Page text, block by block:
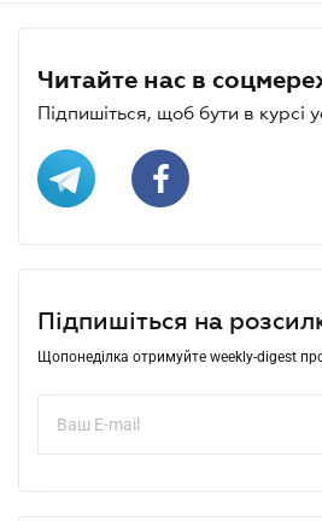
Читайте нас в
Підпишіться, щоб бути в курсі
Підпишіться на
Щопонеділка отримуйте weekly-digest про